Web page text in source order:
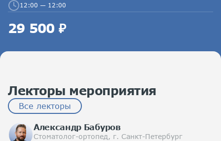
12:00 — 12:00
29 500 ₽
Лекторы мероприятия
Все лекторы
Александр Бабуров
Стоматолог-ортопед, г. Санкт-Петербург